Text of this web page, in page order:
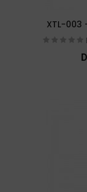
XTL-003